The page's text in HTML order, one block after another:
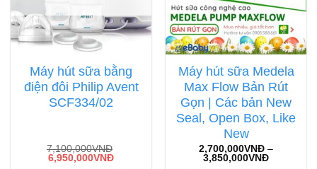
Máy hút sữa bằng
điện đôi Philip Avent
SCF334/02
7,100,000VNĐ
6,950,000VNĐ
Máy hút sữa Medela
Max Flow Bản Rút
Gọn | Các bản New
Seal, Open Box, Like
New
2,700,000VNĐ –
3,850,000VNĐ